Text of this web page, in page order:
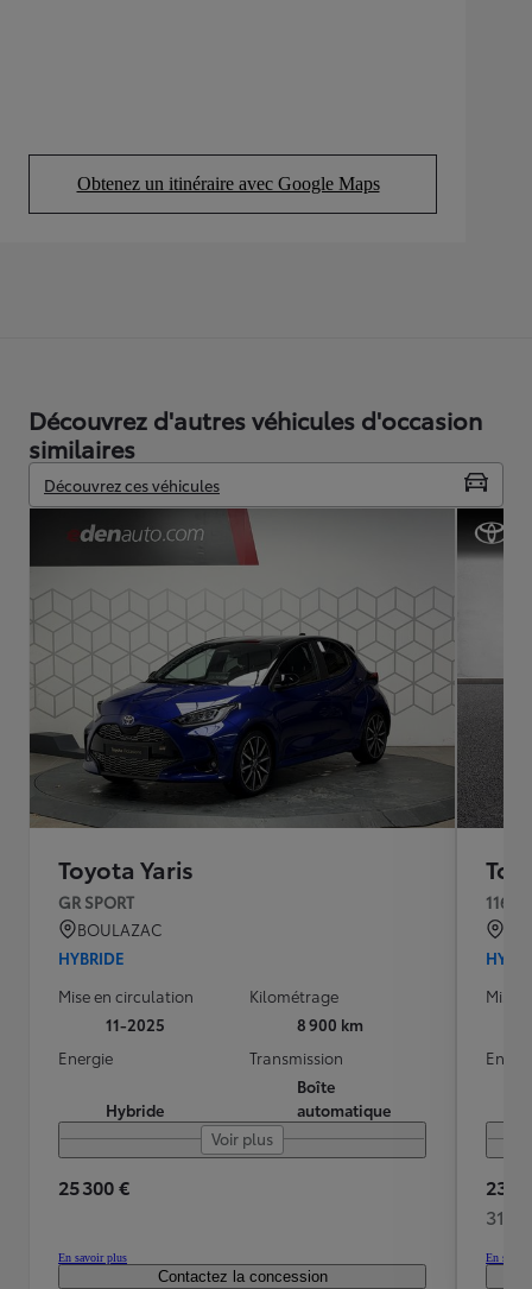
Obtenez un itinéraire avec Google Maps
(Opens in new tab)
Découvrez d'autres véhicules d'occasion
similaires
Découvrez ces véhicules
Toyota Yaris
GR SPORT
BOULAZAC
HYBRIDE
Mise en circulation
11-2025
Kilométrage
8 900 km
Energie
Hybride
Transmission
Boîte
automatique
Voir plus
25 300 €
En savoir plus
Contactez la concession
116h
Mise
23
311
En